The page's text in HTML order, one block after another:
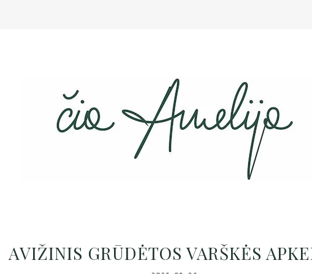
AVIŽINIS GRŪDĖTOS VARŠKĖS